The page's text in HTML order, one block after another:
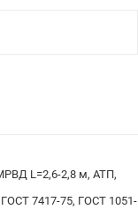
L=2,6-2,8 м, АТП,
7417-75, ГОСТ 1051-